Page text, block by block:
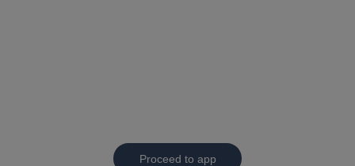
Proceed to app